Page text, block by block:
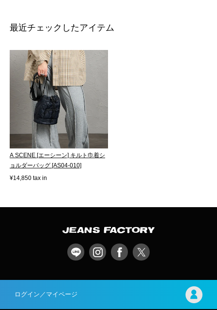
最近チェックしたアイテム
A SCENE [エーシーン] キルト巾着シ
ョルダーバッグ [AS04-010]
¥14,850 tax in
ログイン／マイページ